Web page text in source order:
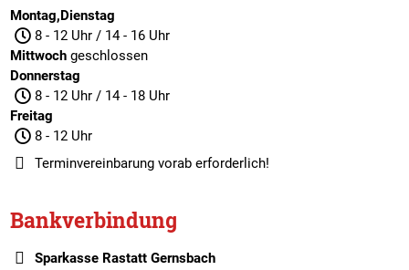
Montag,Dienstag
8 - 12 Uhr / 14 - 16 Uhr
Mittwochgeschlossen
Donnerstag
8 - 12 Uhr / 14 - 18 Uhr
Freitag
8 - 12 Uhr
Terminvereinbarungvorab erforderlich!
Bankverbindung
Sparkasse Rastatt Gernsbach